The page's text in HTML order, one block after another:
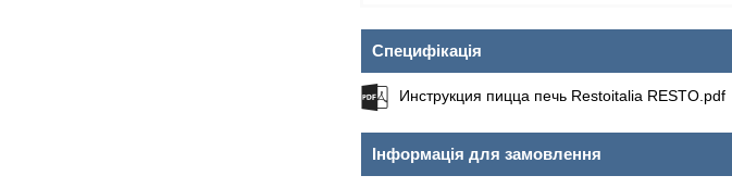
Специфікація
Инструкция пицца печь Restoitalia RESTO.pdf
Інформація для замовлення